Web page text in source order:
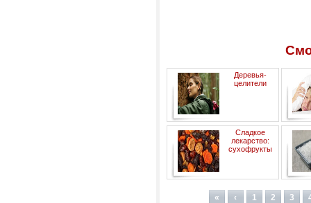
Деревья-
целители
Сладкое
лекарство:
сухофрукты
« ‹ 1 2 3